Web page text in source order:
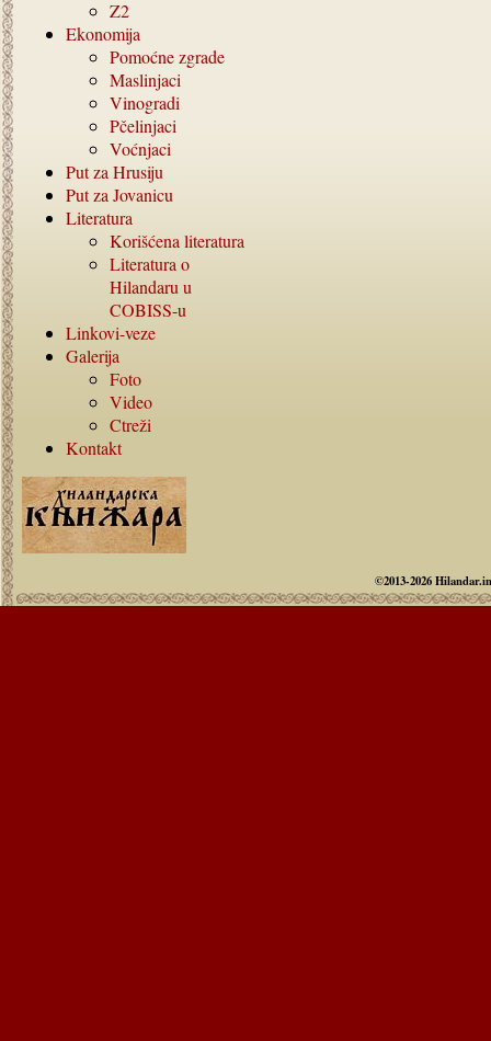
Z2
Ekonomija
Pomoćne zgrade
Maslinjaci
Vinogradi
Pčelinjaci
Voćnjaci
Put za Hrusiju
Put za Jovanicu
Literatura
Korišćena literatura
Literatura o
Hilandaru u
COBISS-u
Linkovi-veze
Galerija
Foto
Video
Ctreži
Kontakt
©2013-2026